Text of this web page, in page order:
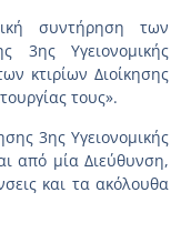
συντήρηση των
3ης Υγειονομικής
κτιρίων Διοίκησης
τους».
3ης Υγειονομικής
από μία Διεύθυνση,
και τα ακόλουθα